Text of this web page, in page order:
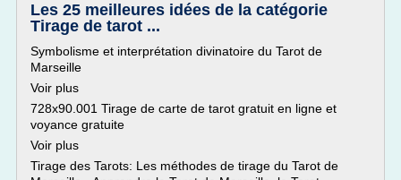
Les 25 meilleures idées de la catégorie
Tirage de tarot ...
Symbolisme et interprétation divinatoire du Tarot de
Marseille
Voir plus
728x90.001 Tirage de carte de tarot gratuit en ligne et
voyance gratuite
Voir plus
Tirage des Tarots: Les méthodes de tirage du Tarot de